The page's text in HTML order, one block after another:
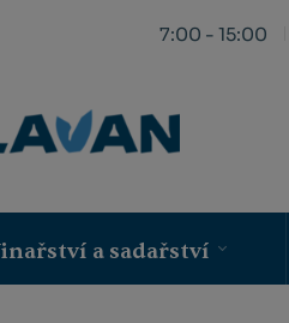
7:00 - 15:00
a sadařství